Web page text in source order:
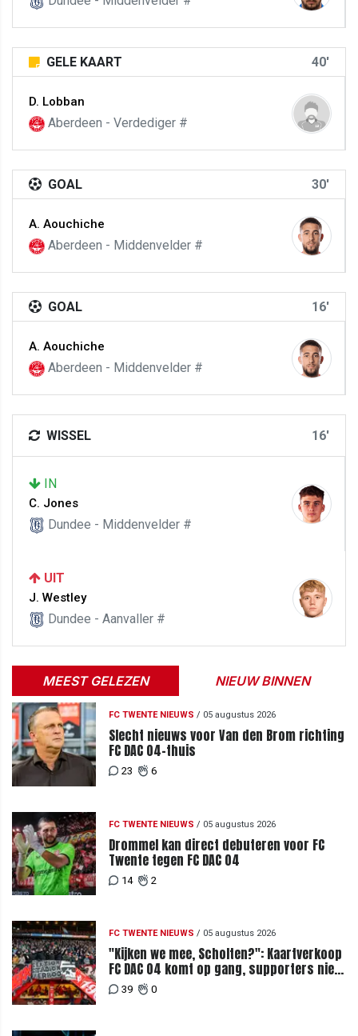
GELE KAART 40'
D. Lobban
Aberdeen - Verdediger #
GOAL 30'
A. Aouchiche
Aberdeen - Middenvelder #
GOAL 16'
A. Aouchiche
Aberdeen - Middenvelder #
WISSEL 16'
IN
C. Jones
Dundee - Middenvelder #
UIT
J. Westley
Dundee - Aanvaller #
MEEST GELEZEN NIEUW BINNEN
FC TWENTE NIEUWS / 05 augustus 2026
Slecht nieuws voor Van den Brom richting
FC DAC 04-thuis
23 6
FC TWENTE NIEUWS / 05 augustus 2026
Drommel kan direct debuteren voor FC
Twente tegen FC DAC 04
14 2
FC TWENTE NIEUWS / 05 augustus 2026
"Kijken we mee, Scholten?": Kaartverkoop
FC DAC 04 komt op gang, supporters niet
blij met ticketprijzen
39 0